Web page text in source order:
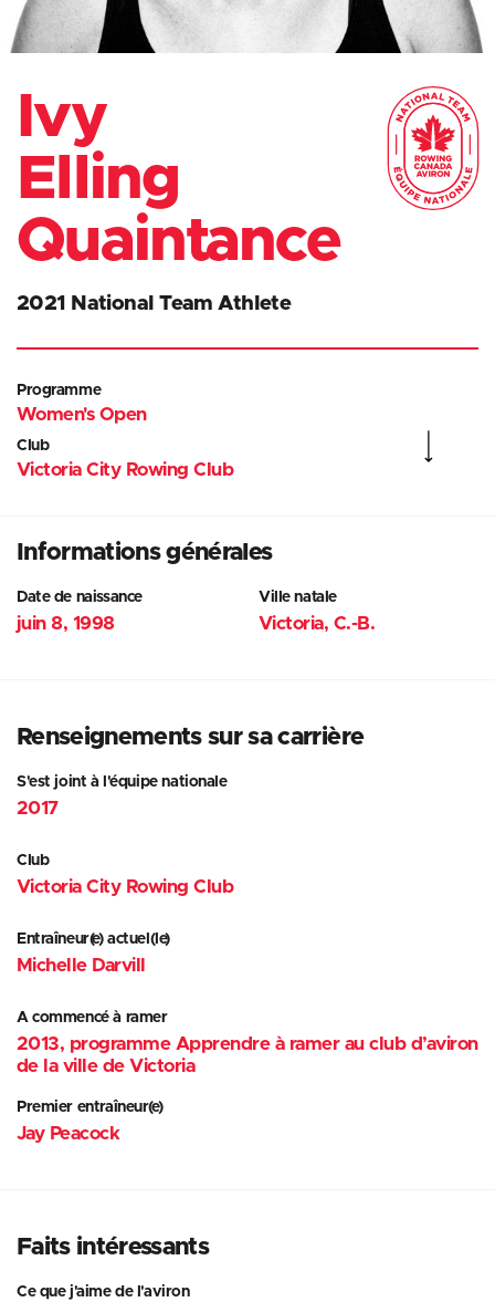
Ivy
Elling
Quaintance
2021 National Team Athlete
Programme
Women's Open
Club
Victoria City Rowing Club
Informations générales
Date de naissance
juin 8, 1998
Ville natale
Victoria, C.-B.
Renseignements sur sa carrière
S'est joint à l'équipe nationale
2017
Club
Victoria City Rowing Club
Entraîneur(e) actuel(le)
Michelle Darvill
A commencé à ramer
2013, programme Apprendre à ramer au club d’aviron
de la ville de Victoria
Premier entraîneur(e)
Jay Peacock
Faits intéressants
Ce que j'aime de l'aviron